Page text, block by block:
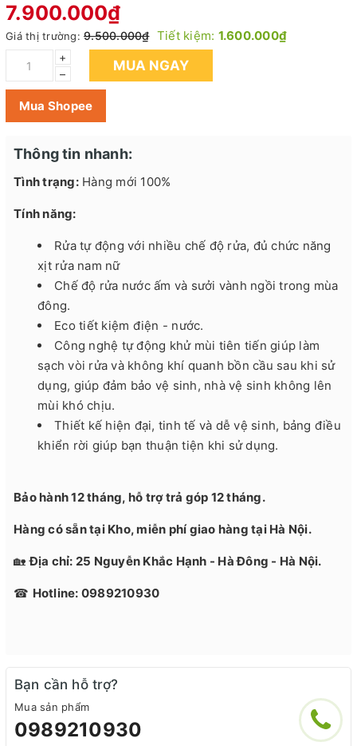
7.900.000₫
Giá thị trường: 9.500.000₫ Tiết kiệm: 1.600.000₫
+
–
MUA NGAY
Mua Shopee
Thông tin nhanh:
Tình trạng:Hàng mới 100%
Tính năng:
Rửa tự động với nhiều chế độ rửa, đủ chức năng
xịt rửa nam nữ
Chế độ rửa nước ấm và sưởi vành ngồi trong mùa
đông.
Eco tiết kiệm điện - nước.
Công nghệ tự động khử mùi tiên tiến giúp làm
sạch vòi rửa và không khí quanh bồn cầu sau khi sử
dụng, giúp đảm bảo vệ sinh, nhà vệ sinh không lên
mùi khó chịu.
Thiết kế hiện đại, tinh tế và dễ vệ sinh, bảng điều
khiển rời giúp bạn thuận tiện khi sử dụng.
Bảo hành 12 tháng, hỗ trợ trả góp 12 tháng.
Hàng có sẵn tại Kho, miễn phí giao hàng tại Hà Nội.
🏡Địa chỉ: 25 Nguyễn Khắc Hạnh - Hà Đông - Hà Nội.
☎ Hotline: 0989210930
Bạn cần hỗ trợ?
Mua sản phẩm
0989210930